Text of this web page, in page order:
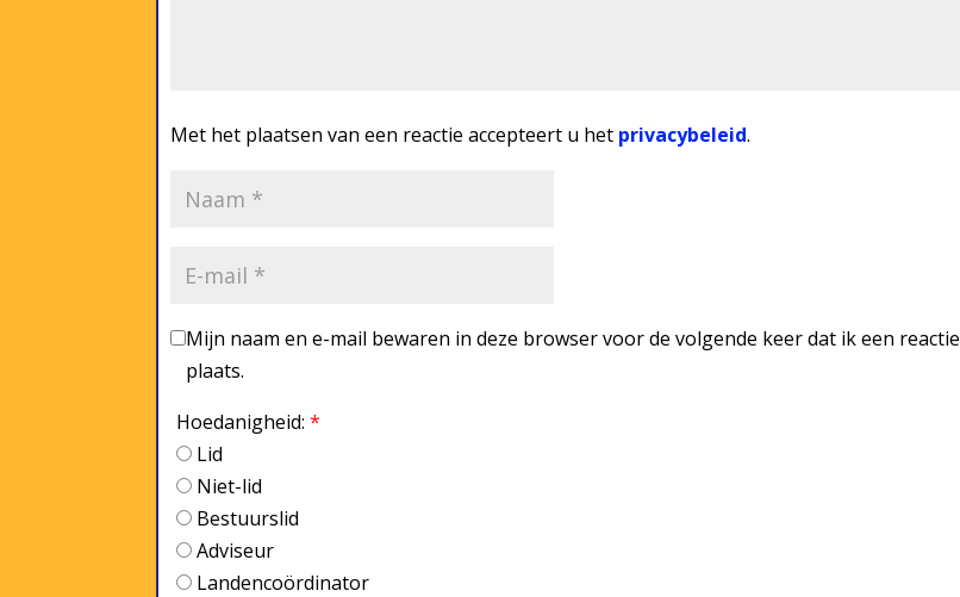
Met het plaatsen van een reactie accepteert u het privacybeleid.
Mijn naam en e-mail bewaren in deze browser voor de volgende keer dat ik een reactie
plaats.
Hoedanigheid: *
Lid
Niet-lid
Bestuurslid
Adviseur
Landencoördinator